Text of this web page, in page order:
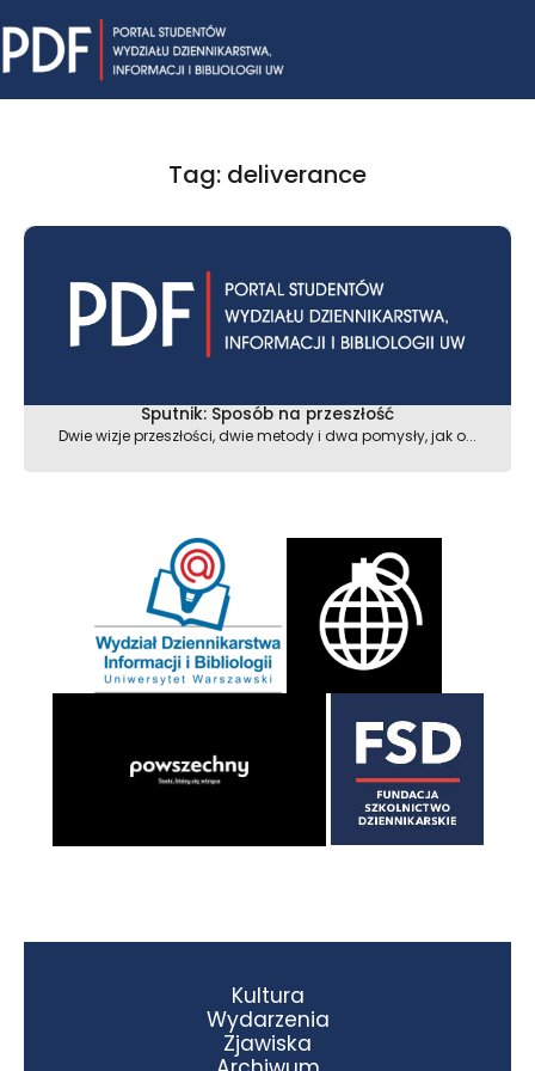
to
content
Tag: deliverance
Sputnik: Sposób na przeszłość
Dwie wizje przeszłości, dwie metody i dwa pomysły, jak o...
Kultura
Wydarzenia
Zjawiska